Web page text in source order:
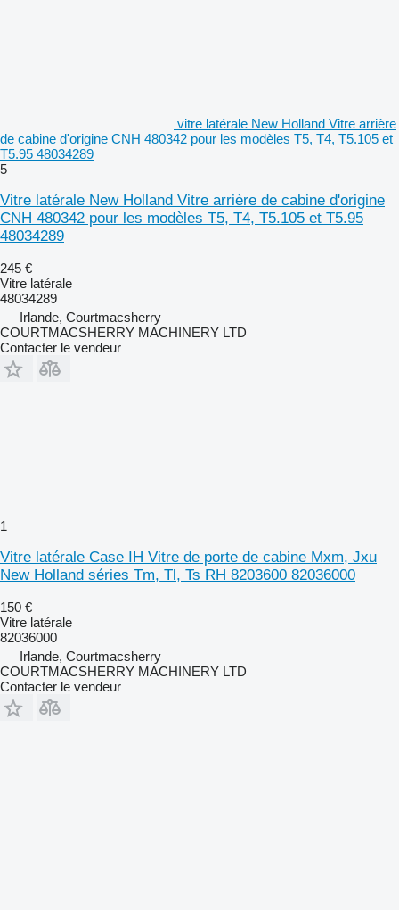
vitre latérale New Holland Vitre arrière
de cabine d'origine CNH 480342 pour les modèles T5, T4, T5.105 et
T5.95 48034289
5
Vitre latérale New Holland Vitre arrière de cabine d'origine
CNH 480342 pour les modèles T5, T4, T5.105 et T5.95
48034289
245 €
Vitre latérale
48034289
Irlande, Courtmacsherry
COURTMACSHERRY MACHINERY LTD
Contacter le vendeur
1
Vitre latérale Case IH Vitre de porte de cabine Mxm, Jxu
New Holland séries Tm, Tl, Ts RH 8203600 82036000
150 €
Vitre latérale
82036000
Irlande, Courtmacsherry
COURTMACSHERRY MACHINERY LTD
Contacter le vendeur